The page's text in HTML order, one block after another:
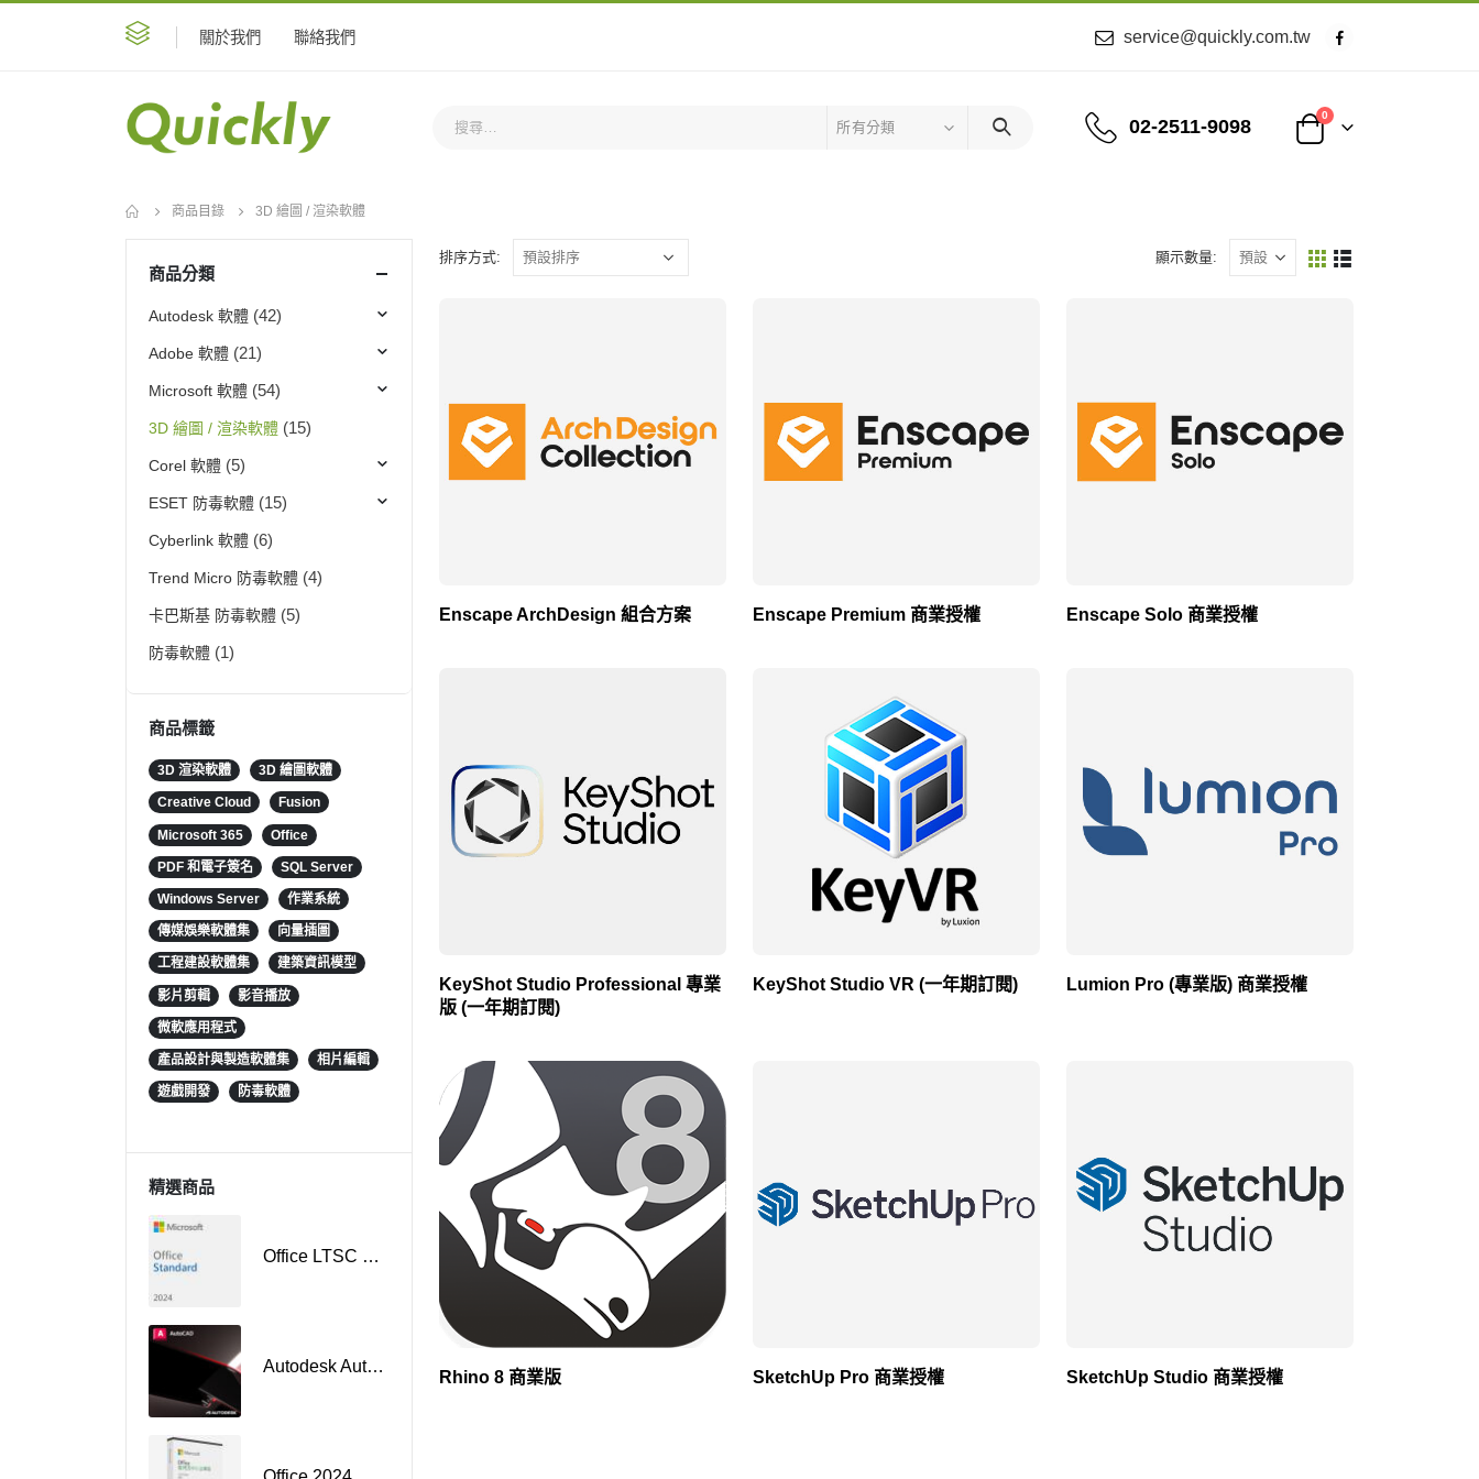
關於我們 聯絡我們 service@quickly.com.tw
所有分類 02-2511-9098
0
商品目錄 3D 繪圖 / 渲染軟體
排序方式: 顯示數量:
Enscape ArchDesign 組合方案 Enscape Premium 商業授權 Enscape Solo 商業授權
KeyShot Studio Professional 專業
版 (一年期訂閱)
KeyShot Studio VR (一年期訂閱) Lumion Pro (專業版) 商業授權
Rhino 8 商業版 SketchUp Pro 商業授權 SketchUp Studio 商業授權
商品分類
Autodesk 軟體 (42)
Adobe 軟體 (21)
Microsoft 軟體 (54)
3D 繪圖 / 渲染軟體 (15)
Corel 軟體 (5)
ESET 防毒軟體 (15)
Cyberlink 軟體 (6)
Trend Micro 防毒軟體 (4)
卡巴斯基 防毒軟體 (5)
防毒軟體 (1)
商品標籤
3D 渲染軟體 3D 繪圖軟體
Creative Cloud Fusion
Microsoft 365 Office
PDF 和電子簽名 SQL Server
Windows Server 作業系統
傳媒娛樂軟體集 向量插圖
工程建設軟體集 建築資訊模型
影片剪輯 影音播放
微軟應用程式
產品設計與製造軟體集 相片編輯
遊戲開發 防毒軟體
精選商品
Office LTSC Standard 2024 授權
Autodesk AutoCAD 商業授權